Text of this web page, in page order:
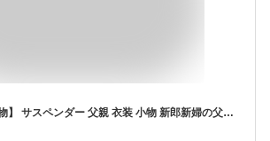
【単品 父親衣装小物】 サスペンダー 父親 衣装 小物 新郎新婦の父 新郎の父 新婦の父 メンズ フォーマル 結婚式 モーニング 黒 ブラック 茶 ブラウン 白 ホワイト 紺 ネイビー [M便 1/1]